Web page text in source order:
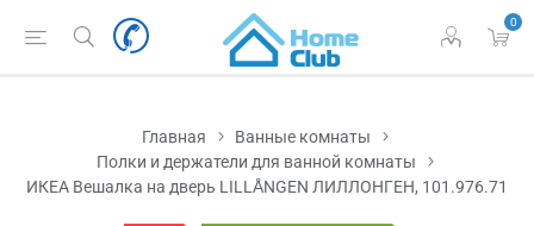
0
Главная
Ванные комнаты
Полки и держатели для ванной комнаты
ИКЕА Вешалка на дверь LILLÅNGEN ЛИЛЛОНГЕН, 101.976.71